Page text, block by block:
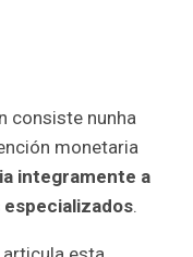
consiste nunha
monetaria
integramente a
.